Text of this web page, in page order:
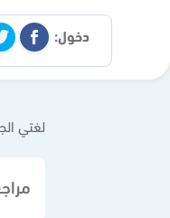
دخول:
لغتي